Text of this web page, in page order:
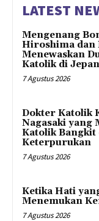
LATEST
Mengenang
Hiroshima dan
Menewaskan
Katolik di
7 Agustus 2026
Dokter Katolik
Nagasaki yang
Katolik Bangkit
Keterpurukan
7 Agustus 2026
Ketika Hati
Menemukan
7 Agustus 2026